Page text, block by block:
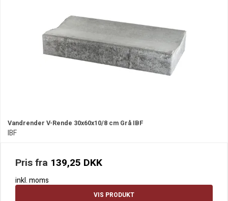
Vandrender V-Rende 30x60x10/8 cm Grå IBF
IBF
Pris fra 139,25 DKK
inkl. moms
VIS PRODUKT